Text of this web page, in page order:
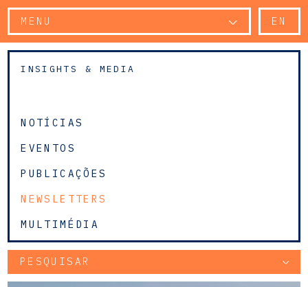
MENU EN
INSIGHTS & MEDIA
NOTÍCIAS
EVENTOS
PUBLICAÇÕES
NEWSLETTERS
MULTIMÉDIA
PESQUISAR